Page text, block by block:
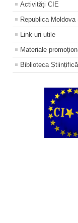
Activități CIE
Republica Moldova
Link-uri utile
Materiale
Biblioteca